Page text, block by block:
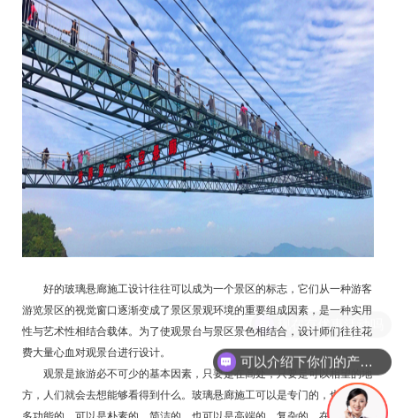
好的玻璃悬廊施工设计往往可以成为一个景区的标志，它们从一种游客
游览景区的视觉窗口逐渐变成了景区景观环境的重要组成因素，是一种实用
性与艺术性相结合载体。为了使观景台与景区景色相结合，设计师们往往花
费大量心血对观景台进行设计。
观景是旅游必不可少的基本因素，只要是在高处，只要是可以相望的地
方，人们就会去想能够看得到什么。玻璃悬廊施工可以是专门的，也可以是
可以介绍下你们的产品么
现在有优惠活动吗